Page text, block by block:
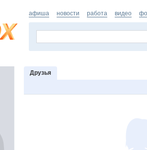
афиша новости работа видео
Друзья